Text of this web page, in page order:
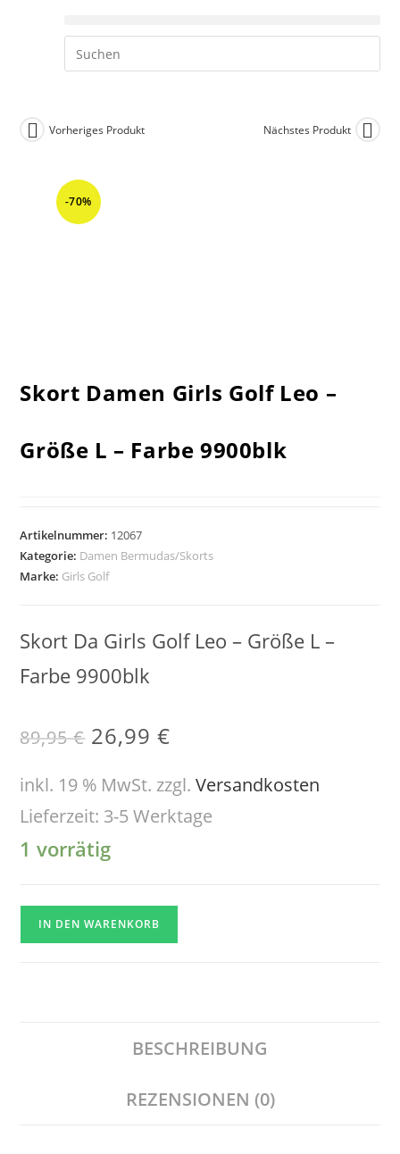
-70%
Vorheriges Produkt Nächstes Produkt
Skort Damen Girls Golf Leo –
Größe L – Farbe 9900blk
Artikelnummer: 12067
Kategorie: Damen Bermudas/Skorts
Marke: Girls Golf
Skort Da Girls Golf Leo – Größe L –
Farbe 9900blk
89,95€ 26,99€
inkl. 19 % MwSt. zzgl.Versandkosten
Lieferzeit: 3-5 Werktage
1 vorrätig
IN DEN WARENKORB
BESCHREIBUNG
REZENSIONEN (0)